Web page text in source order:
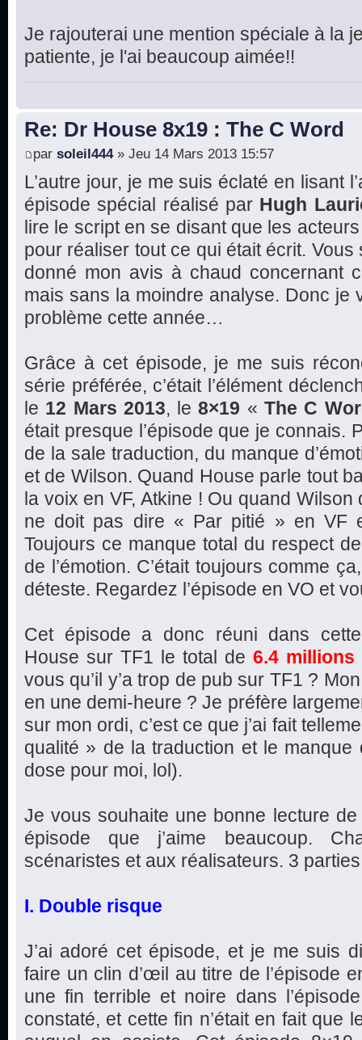
Je rajouterai une mention spéciale à la
patiente, je l'ai beaucoup aimée!!
Re: Dr House 8x19 : The C Word
par soleil444» Jeu 14 Mars 2013 15:57
L’autre jour, je me suis éclaté en lisant
épisode spécial réalisé par Hugh
lire le script en se disant que les
pour réaliser tout ce qui était écrit. Vous
donné mon avis à chaud concernant
mais sans la moindre analyse. Donc je
problème cette année…
Grâce à cet épisode, je me suis
série préférée, c’était l’élément
le 12 Mars 2013, le8×19 « The C
était presque l’épisode que je connais.
de la sale traduction, du manque
et de Wilson. Quand House parle tout
la voix en VF, Atkine ! Ou quand Wilson
ne doit pas dire « Par pitié » en VF
Toujours ce manque total du respect
de l’émotion. C’était toujours comme
déteste. Regardez l’épisode en VO et
Cet épisode a donc réuni dans
House sur TF1 le total de6.4 millions
vous qu’il y’a trop de pub sur TF1 ?
en une demi-heure ? Je préfère
sur mon ordi, c’est ce que j’ai fait
qualité » de la traduction et le manque
dose pour moi, lol).
Je vous souhaite une bonne lecture
épisode que j’aime beaucoup.
scénaristes et aux réalisateurs. 3 parties
I. Double risque
J’ai adoré cet épisode, et je me suis
faire un clin d’œil au titre de l’épisode
une fin terrible et noire dans
constaté, et cette fin n’était en fait que